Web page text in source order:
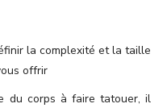
la complexité et la taille
offrir
du corps à faire tatouer, il